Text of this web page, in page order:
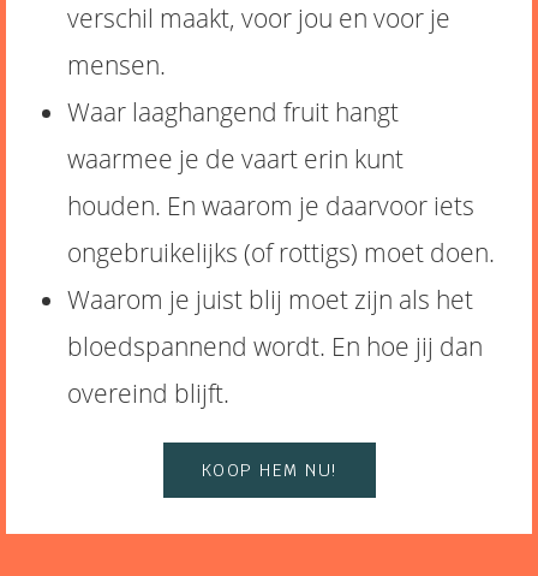
verschil maakt, voor jou en voor je
mensen.
Waar laaghangend fruit hangt
waarmee je de vaart erin kunt
houden. En waarom je daarvoor iets
ongebruikelijks (of rottigs) moet doen.
Waarom je juist blij moet zijn als het
bloedspannend wordt. En hoe jij dan
overeind blijft.
KOOP HEM NU!